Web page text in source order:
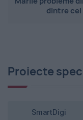
dintre
Proiecte
SmartDigi